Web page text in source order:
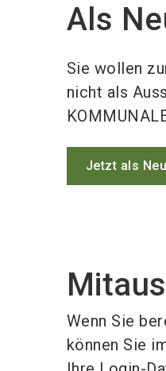
Als
Sie wollen
nicht als
Jetzt als
Wenn Sie
können Sie